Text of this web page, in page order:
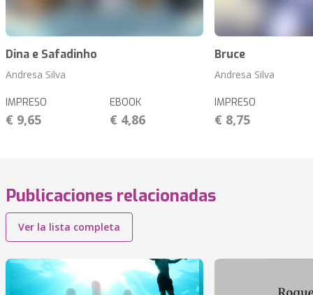
Dina e Safadinho
Andresa Silva
IMPRESO
€ 9,65
EBOOK
€ 4,86
Bruce
Andresa Silva
IMPRESO
€ 8,75
Publicaciones relacionadas
Ver la lista completa